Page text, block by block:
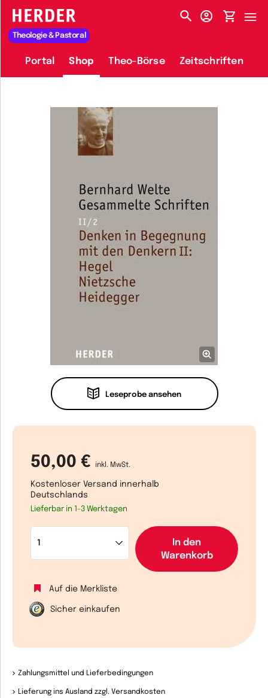
HERDER-MENÜ
Theologie & Pastoral
Portal Shop Theo-Börse Zeitschriften
Leseprobe ansehen
50,00 € inkl. MwSt.
Kostenloser Versand innerhalb
Deutschlands
Lieferbar in 1-3 Werktagen
In den
Warenkorb
Auf die Merkliste
Sicher einkaufen
Zahlungsmittel und Lieferbedingungen
Lieferung ins Ausland zzgl. Versandkosten